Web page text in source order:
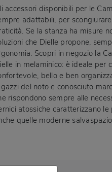
accessori disponibili per le
adattabili, per
Se la stanza ha misure
che Dielle propone,
Scopri in negozio la
in melaminico: è ideale per
bello e ben
del noto e conosciuto
rispondono sempre alle
atossiche caratterizzano
quelle moderne